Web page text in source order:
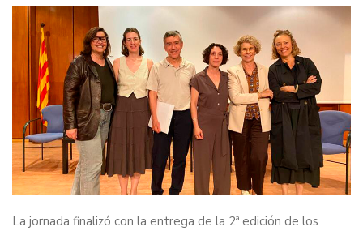
La jornada finalizó con la entrega de la 2ª edición de los